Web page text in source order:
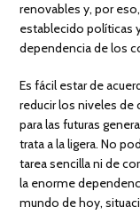
renovables y, por
establecido políticas
dependencia de los
Es fácil estar de
reducir los niveles de
para las futuras
trata a la ligera. No
tarea sencilla ni de
la enorme
mundo de hoy,